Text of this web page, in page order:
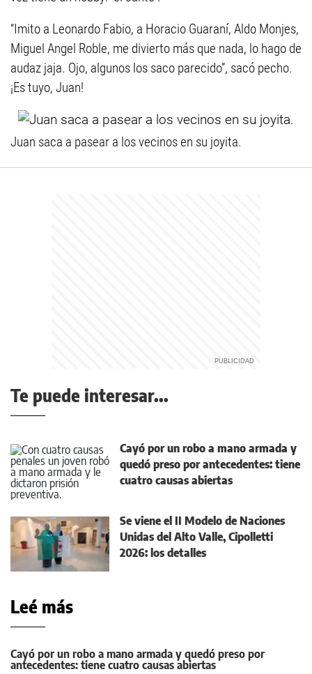
“Imito a Leonardo Fabio, a Horacio Guaraní, Aldo Monjes,
Miguel Angel Roble, me divierto más que nada, lo hago de
audaz jaja. Ojo, algunos los saco parecido”, sacó pecho.
¡Es tuyo, Juan!
Juan saca a pasear a los vecinos en su joyita.
Te puede interesar...
Cayó por un robo a mano armada y
quedó preso por antecedentes: tiene
cuatro causas abiertas
Se viene el II Modelo de Naciones
Unidas del Alto Valle, Cipolletti
2026: los detalles
Leé más
Cayó por un robo a mano armada y quedó preso por
antecedentes: tiene cuatro causas abiertas